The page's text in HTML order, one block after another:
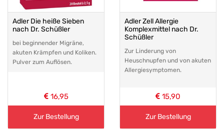
Adler Die heiße Sieben
nach Dr. Schüßler
bei beginnender Migräne,
akuten Krämpfen und Koliken.
Pulver zum Auflösen.
16,95
Zur Bestellung
Adler Zell Allergie
Komplexmittel nach Dr.
Schüßler
Zur Linderung von
Heuschnupfen und von akuten
Allergiesymptomen.
15,90
Zur Bestellung